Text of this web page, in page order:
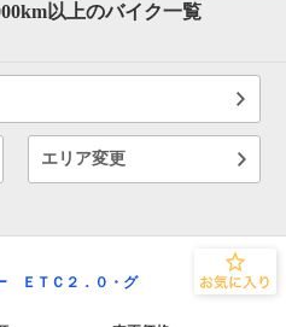
以上のバイク一覧
エリア変更
ＥＴＣ２．０・グ